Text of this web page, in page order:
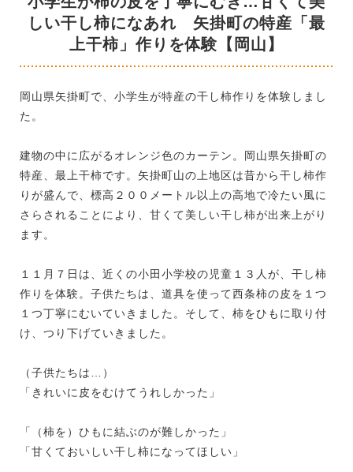
しい干し柿になあれ 矢掛町の特産「最
上干柿」作りを体験【岡山】
岡山県矢掛町で、小学生が特産の干し柿作りを体験しまし
た。
建物の中に広がるオレンジ色のカーテン。岡山県矢掛町の
特産、最上干柿です。矢掛町山の上地区は昔から干し柿作
りが盛んで、標高２００メートル以上の高地で冷たい風に
さらされることにより、甘くて美しい干し柿が出来上がり
ます。
１１月７日は、近くの小田小学校の児童１３人が、干し柿
作りを体験。子供たちは、道具を使って西条柿の皮を１つ
１つ丁寧にむいていきました。そして、柿をひもに取り付
け、つり下げていきました。
（子供たちは…）
「きれいに皮をむけてうれしかった」
「（柿を）ひもに結ぶのが難しかった」
「甘くておいしい干し柿になってほしい」